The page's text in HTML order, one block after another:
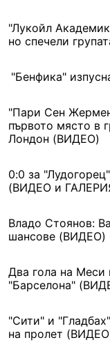
"Лукойл
но спечели
"Бенфика"
"Пари Сен
първото място в
Лондон (ВИДЕО)
0:0 за
(ВИДЕО и
Владо Стоянов:
шансове (ВИДЕО)
Два гола на Меси
"Барселона"
"Сити" и
на пролет